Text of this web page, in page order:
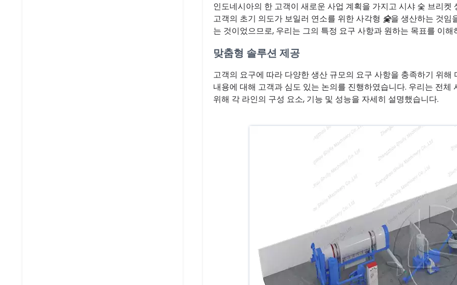
인도네시아의 한 고객이 새로운 사업 계획을 가지고 시샤 숯 브리
고객의 초기 의도가 보일러 연소를 위한 사각형 숯을 생산하는 것임
는 것이었으므로, 우리는 그의 특정 요구 사항과 원하는 목표를 이
맞춤형 솔루션 제공
고객의 요구에 따라 다양한 생산 규모의 요구 사항을 충족하기 위
내용에 대해 고객과 심도 있는 논의를 진행하였습니다. 우리는 전
위해 각 라인의 구성 요소, 기능 및 성능을 자세히 설명했습니다.